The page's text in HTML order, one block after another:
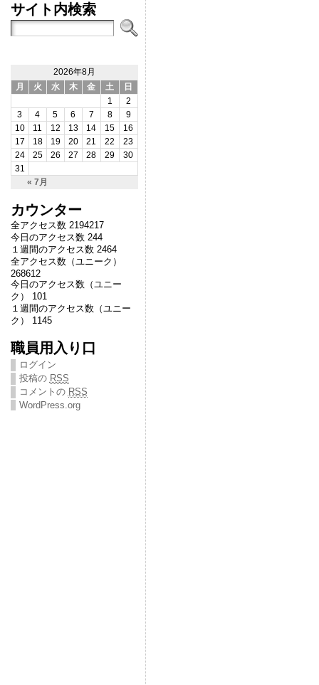
サイト内検索
2026年8月
月
火 水 木 金 土 日
« 7月
1
2
3
4 5 6 7 8
9
10
11 12 13 14 15
16
17
18 19 20 21 22
23
24
25 26 27 28 29
30
31
カウンター
全アクセス数 2194217
今日のアクセス数 244
１週間のアクセス数 2464
全アクセス数（ユニーク）
268612
今日のアクセス数（ユニー
ク） 101
１週間のアクセス数（ユニー
ク） 1145
職員用入り口
ログイン
投稿の RSS
コメントの RSS
WordPress.org